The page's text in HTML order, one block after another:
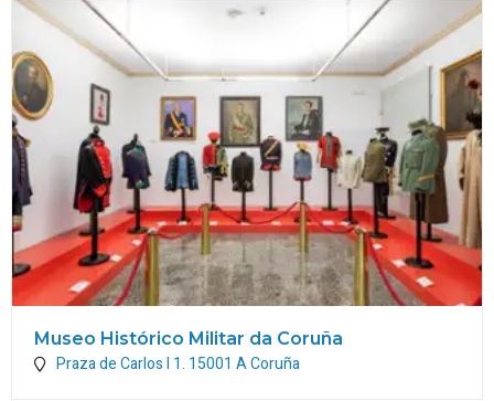
Museo Histórico Militar da Coruña
Praza de Carlos I 1. 15001 A Coruña